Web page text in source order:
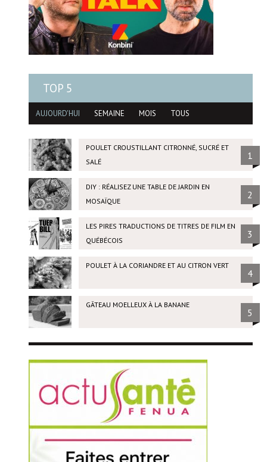
TOP 5
AUJOURD'HUI SEMAINE MOIS TOUS
POULET CROUSTILLANT CITRONNÉ, SUCRÉ ET
SALÉ
1
DIY : RÉALISEZ UNE TABLE DE JARDIN EN
MOSAÏQUE
2
LES PIRES TRADUCTIONS DE TITRES DE FILM EN
QUÉBÉCOIS
3
POULET À LA CORIANDRE ET AU CITRON VERT
4
GÂTEAU MOELLEUX À LA BANANE
5